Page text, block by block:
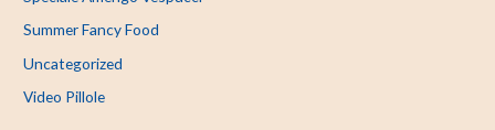
Summer Fancy Food
Uncategorized
Video Pillole